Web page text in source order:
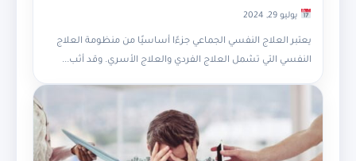
يوليو 29, 2024
يعتبر العلاج النفسي الجماعي جزءًا أساسيًا من منظومة العلاج
النفسي التي تشمل العلاج الفردي والعلاج الأسري. وقد أثب...